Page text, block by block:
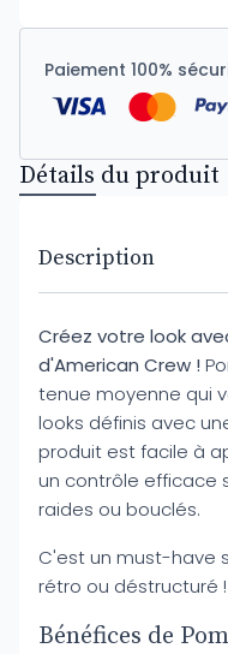
Paiement 100%
Détails du produit
Description
Créez votre look
d'American Crew !
tenue moyenne qui
looks définis avec
produit est facile à
un contrôle efficace
raides ou bouclés.
C'est un must-have
rétro ou déstructuré !
Bénéfices de